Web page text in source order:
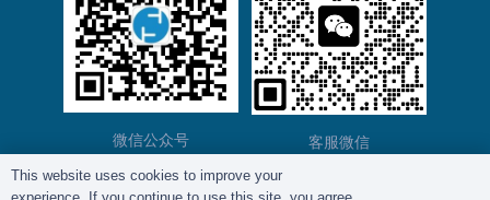
微信公众号 客服微信
This website uses cookies to improve your